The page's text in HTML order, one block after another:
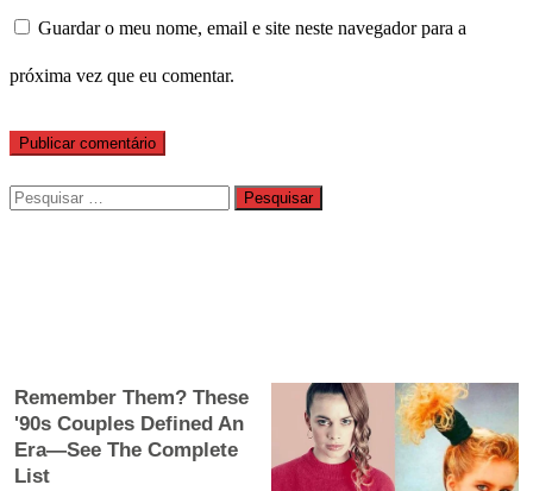
Guardar o meu nome, email e site neste navegador para a
próxima vez que eu comentar.
Pesquisar
por: